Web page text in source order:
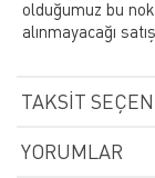
olduğumuz bu
alınmayacağı
TAKSIT
YORUMLAR